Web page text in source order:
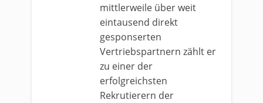
mittlerweile über weit
eintausend direkt
gesponserten
Vertriebspartnern zählt er
zu einer der
erfolgreichsten
Rekrutierern der